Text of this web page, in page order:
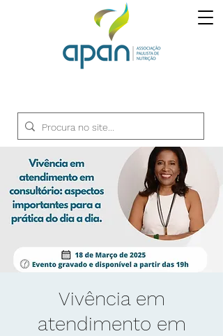
Vivência em
atendimento em